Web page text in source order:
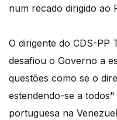
num recado dirigido ao
O dirigente do CDS-PP
desafiou o Governo a
questões como se o
estendendo-se a
portuguesa na